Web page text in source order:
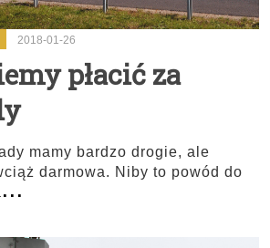
2018-01-26
płacić za
mamy bardzo drogie, ale
darmowa. Niby to powód do
...